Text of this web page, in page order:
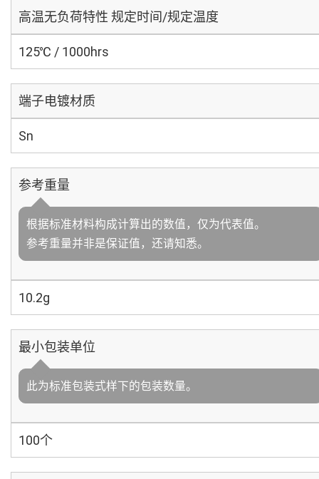
高温无负荷特性 规定时间/规定温度
125℃ / 1000hrs
端子电镀材质
Sn
参考重量
根据标准材料构成计算出的数值，仅为代表值。
参考重量并非是保证值，还请知悉。
10.2g
最小包装单位
此为标准包装式样下的包装数量。
100个